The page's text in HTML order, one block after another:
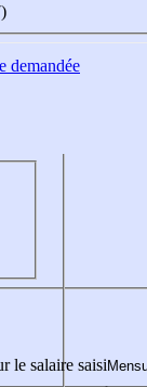
demandée
le salaire saisi